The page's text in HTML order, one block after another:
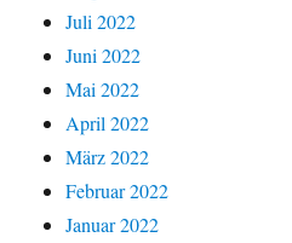
Juli 2022
Juni 2022
Mai 2022
April 2022
März 2022
Februar 2022
Januar 2022